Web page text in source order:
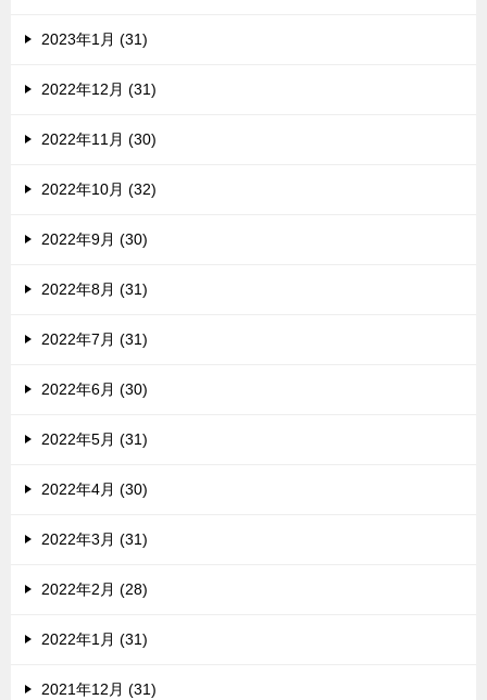
2023年1月 (31)
2022年12月 (31)
2022年11月 (30)
2022年10月 (32)
2022年9月 (30)
2022年8月 (31)
2022年7月 (31)
2022年6月 (30)
2022年5月 (31)
2022年4月 (30)
2022年3月 (31)
2022年2月 (28)
2022年1月 (31)
2021年12月 (31)